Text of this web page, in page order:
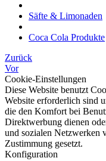
Säfte & Limonaden
Coca Cola Produkte
Zurück
Vor
Cookie-Einstellungen
Diese Website benutzt
Website erforderlich sind
die den Komfort bei
Direktwerbung dienen
und sozialen Netzwerken
Zustimmung gesetzt.
Konfiguration